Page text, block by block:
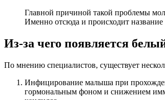
Главной причиной такой проблемы
Именно отсюда и происходит
Из-за чего появляется
По мнению специалистов, существует
Инфицирование малыша при
гормональным фоном и снижением